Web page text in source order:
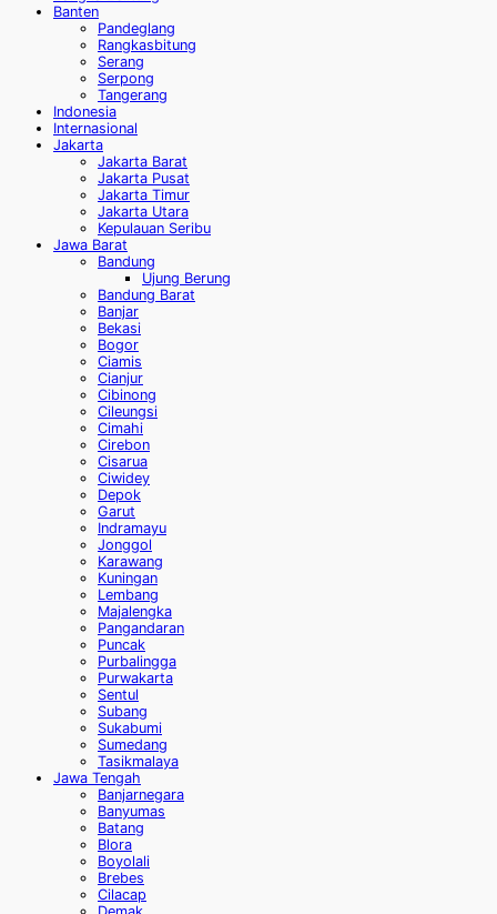
Banten
Pandeglang
Rangkasbitung
Serang
Serpong
Tangerang
Indonesia
Internasional
Jakarta
Jakarta Barat
Jakarta Pusat
Jakarta Timur
Jakarta Utara
Kepulauan Seribu
Jawa Barat
Bandung
Ujung Berung
Bandung Barat
Banjar
Bekasi
Bogor
Ciamis
Cianjur
Cibinong
Cileungsi
Cimahi
Cirebon
Cisarua
Ciwidey
Depok
Garut
Indramayu
Jonggol
Karawang
Kuningan
Lembang
Majalengka
Pangandaran
Puncak
Purbalingga
Purwakarta
Sentul
Subang
Sukabumi
Sumedang
Tasikmalaya
Jawa Tengah
Banjarnegara
Banyumas
Batang
Blora
Boyolali
Brebes
Cilacap